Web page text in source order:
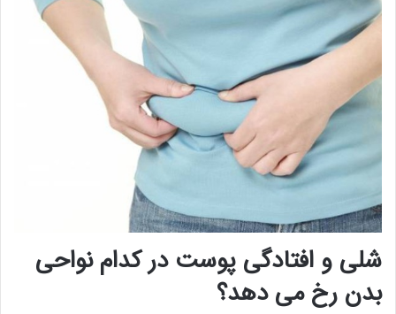
شلی و افتادگی پوست در کدام نواحی
بدن رخ می دهد؟